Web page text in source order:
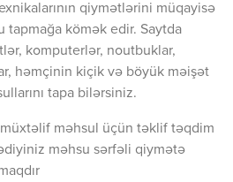
qiymətlərini müqayisə
tapmağa kömək edir. Saytda
komputerlər, noutbuklar,
həmçinin kiçik və böyük məişət
tapa bilərsiniz.
müxtəlif məhsul üçün təklif təqdim
məhsu sərfəli qiymətə